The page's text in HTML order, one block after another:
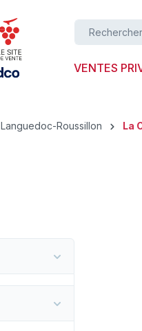
VENTES
Languedoc-Roussillon La